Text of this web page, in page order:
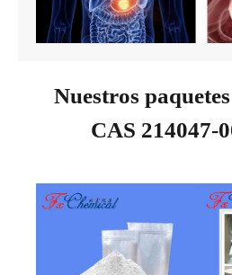
Nuestros
CAS 214047-